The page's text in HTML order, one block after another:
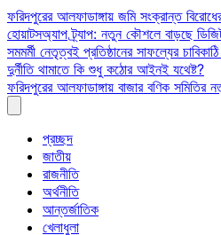
Skip
to
content
ফরিদপুরের আলফাডাঙ্গায় জমি সংক্রান্ত
হোয়াটসঅ্যাপ ট্র্যাপ: নতুন কৌশলে বাড়ছে
সমমর্মী নেতৃত্বই প্রতিষ্ঠানের সাফল্যের
দুর্নীতি থামাতে কি শুধু কঠোর আইনই যথেষ্ট?
ফরিদপুরের আলফাডাঙ্গায় বাজার বণিক সমিতির
প্রচ্ছদ
জাতীয়
রাজনীতি
অর্থনীতি
আন্তর্জাতিক
খেলাধুলা